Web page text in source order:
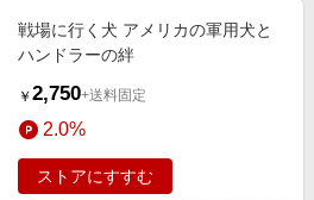
戦場に行く犬 アメリカの軍用犬と
ハンドラーの絆
￥ 2,750+送料固定
2.0%
ストアにすすむ